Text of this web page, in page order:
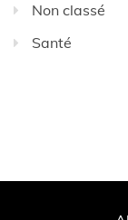
Non classé
Santé